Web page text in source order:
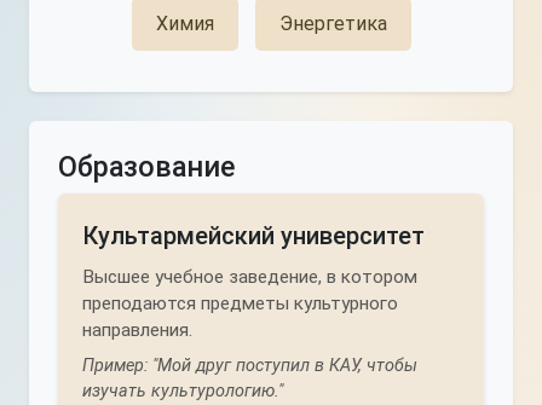
Химия Энергетика
Образование
Культармейский университет
Высшее учебное заведение, в котором
преподаются предметы культурного
направления.
Пример: "Мой друг поступил в КАУ, чтобы
изучать культурологию."